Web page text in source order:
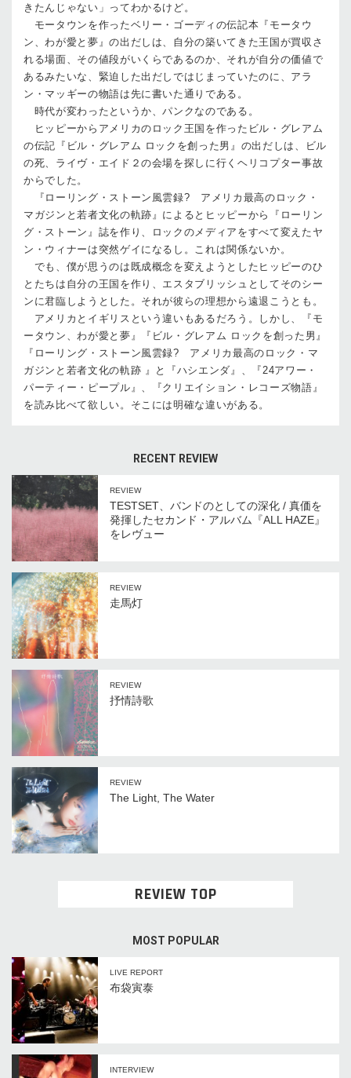
きたんじゃない」ってわかるけど。
モータウンを作ったベリー・ゴーディの伝記本『モータウ
ン、わが愛と夢』の出だしは、自分の築いてきた王国が買収さ
れる場面、その値段がいくらであるのか、それが自分の価値で
あるみたいな、緊迫した出だしではじまっていたのに、アラ
ン・マッギーの物語は先に書いた通りである。
時代が変わったというか、パンクなのである。
ヒッピーからアメリカのロック王国を作ったビル・グレアム
の伝記『ビル・グレアム ロックを創った男』の出だしは、ビル
の死、ライヴ・エイド２の会場を探しに行くヘリコプター事故
からでした。
『ローリング・ストーン風雲録? アメリカ最高のロック・
マガジンと若者文化の軌跡』によるとヒッピーから『ローリン
グ・ストーン』誌を作り、ロックのメディアをすべて変えたヤ
ン・ウィナーは突然ゲイになるし。これは関係ないか。
でも、僕が思うのは既成概念を変えようとしたヒッピーのひ
とたちは自分の王国を作り、エスタブリッシュとしてそのシー
ンに君臨しようとした。それが彼らの理想から遠退こうとも。
アメリカとイギリスという違いもあるだろう。しかし、『モ
ータウン、わが愛と夢』『ビル・グレアム ロックを創った男』
『ローリング・ストーン風雲録? アメリカ最高のロック・マ
ガジンと若者文化の軌跡 』と『ハシエンダ』、『24アワー・
パーティー・ピープル』、『クリエイション・レコーズ物語』
を読み比べて欲しい。そこには明確な違いがある。
RECENT REVIEW
REVIEW
TESTSET、バンドのとしての深化 / 真価を
発揮したセカンド・アルバム『ALL HAZE』
をレヴュー
REVIEW
走馬灯
REVIEW
抒情詩歌
REVIEW
The Light, The Water
REVIEW TOP
MOST POPULAR
LIVE REPORT
布袋寅泰
INTERVIEW